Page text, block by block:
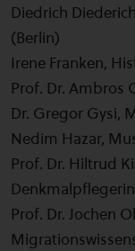
Diedrich
(Berlin)
Irene Franken,
Prof. Dr. Ambros
Dr. Gregor Gysi,
Nedim Hazar,
Prof. Dr. Hiltrud
Denkmalpflegerin
Prof. Dr. Jochen